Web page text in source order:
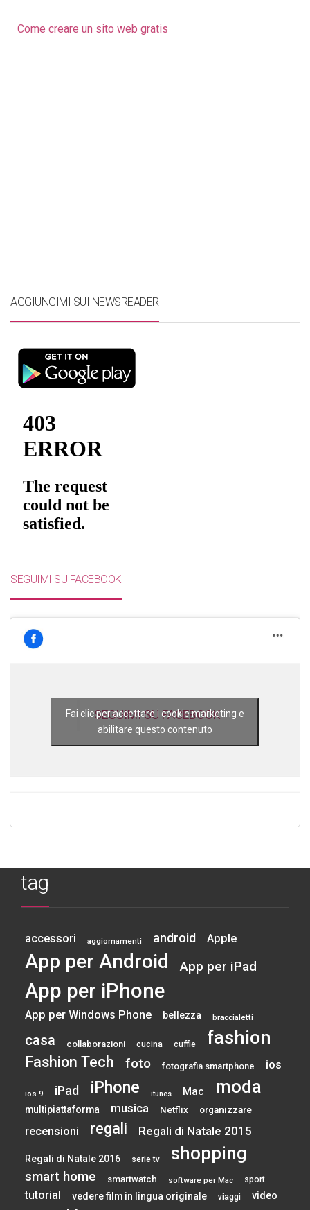
Come creare un sito web gratis
AGGIUNGIMI SUI NEWSREADER
SEGUIMI SU FACEBOOK
SEGUIMI SU FACEBOOK
Fai clic per accettare i cookie marketing e
abilitare questo contenuto
tag
accessori aggiornamenti android Apple
App per Android App per iPad
App per iPhone
App per Windows Phone bellezza braccialetti
casa collaborazioni cucina cuffie fashion
Fashion Tech foto fotografia smartphone ios
ios 9 iPad iPhone itunes Mac moda
multipiattaforma musica Netflix organizzare
recensioni regali Regali di Natale 2015
Regali di Natale 2016 serie tv shopping
smart home smartwatch software per Mac sport
tutorial vedere film in lingua originale viaggi video